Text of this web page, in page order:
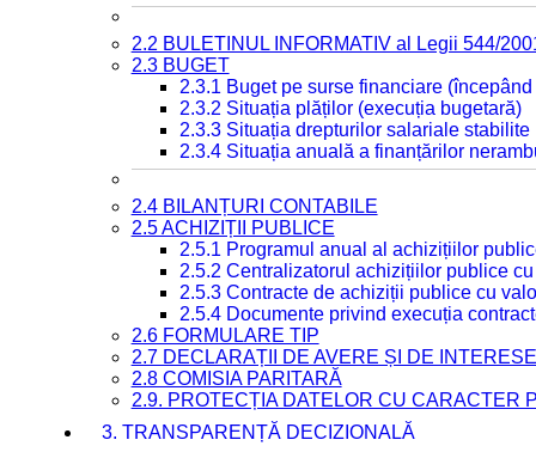
2.2 BULETINUL INFORMATIV al Legii 544/
2.3 BUGET
2.3.1 Buget pe surse financiare
2.3.2 Situația plăților (execuția bugetară)
2.3.3 Situația drepturilor salariale
2.3.4 Situația anuală a finanțărilor
2.4 BILANȚURI CONTABILE
2.5 ACHIZIȚII PUBLICE
2.5.1 Programul anual al achizițiilor
2.5.2 Centralizatorul achizițiilor publice
2.5.3 Contracte de achiziții publice cu
2.5.4 Documente privind execuția
2.6 FORMULARE TIP
2.7 DECLARAȚII DE AVERE ȘI DE INTERESE
2.8 COMISIA PARITARĂ
2.9. PROTECȚIA DATELOR CU CARACTER
3. TRANSPARENȚĂ DECIZIONALĂ